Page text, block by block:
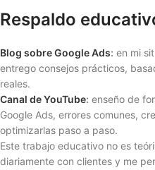
Respaldo
Blog sobre Google Ads: en mi
entrego consejos prácticos,
reales.
Canal de YouTube: enseño de
Google Ads, errores comunes,
optimizarlas paso a paso.
Este trabajo educativo no es
diariamente con clientes y me